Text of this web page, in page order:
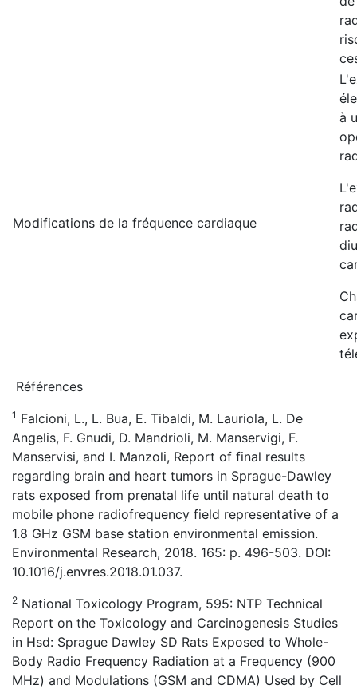
Modifications de la fréquence cardiaque
à
Références
1 Falcioni, L., L. Bua, E. Tibaldi, M. Lauriola, L. De
Angelis, F. Gnudi, D. Mandrioli, M. Manservigi, F.
Manservisi, and I. Manzoli, Report of final results
regarding brain and heart tumors in Sprague-Dawley
rats exposed from prenatal life until natural death to
mobile phone radiofrequency field representative of a
1.8 GHz GSM base station environmental emission.
Environmental Research, 2018. 165: p. 496-503. DOI:
10.1016/j.envres.2018.01.037.
2 National Toxicology Program, 595: NTP Technical
Report on the Toxicology and Carcinogenesis Studies
in Hsd: Sprague Dawley SD Rats Exposed to Whole-
Body Radio Frequency Radiation at a Frequency (900
MHz) and Modulations (GSM and CDMA) Used by Cell